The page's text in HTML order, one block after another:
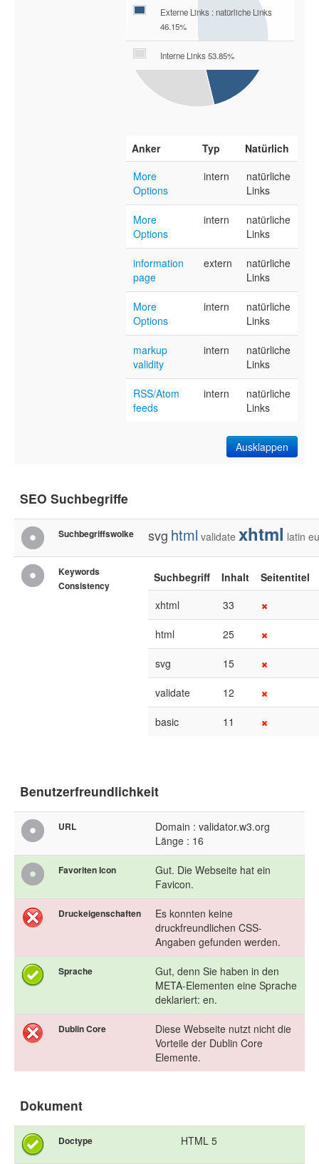
Externe Links : natürliche Links
46.15%
Interne Links 53.85%
Anker Typ
Natürlich
More
Options
intern
natürliche
Links
More
Options
intern
natürliche
Links
information
page
extern
natürliche
Links
More
Options
intern
natürliche
Links
markup
validity
intern
natürliche
Links
RSS/Atom
feeds
intern
natürliche
Links
Ausklappen
SEO Suchbegriffe
Suchbegriffswolke svg html validate xhtml latin
Keywords
Consistency
Suchbegriff Inhalt
Seitentitel
xhtml
33
html 25
svg 15
validate 12
basic 11
Benutzerfreundlichkeit
URL
Domain : validator.w3.org
Länge : 16
Favoriten Icon
Gut. Die Webseite hat ein
Favicon.
Druckeigenschaften
Es konnten keine
druckfreundlichen CSS-
Angaben gefunden werden.
Sprache
Gut, denn Sie haben in den
META-Elementen eine Sprache
deklariert: en.
Dublin Core
Diese Webseite nutzt nicht die
Vorteile der Dublin Core
Elemente.
Dokument
Doctype HTML 5